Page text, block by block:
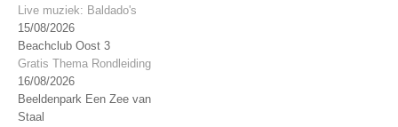
Live muziek: Baldado's
15/08/2026
Beachclub Oost 3
Gratis Thema Rondleiding
16/08/2026
Beeldenpark Een Zee van
Staal